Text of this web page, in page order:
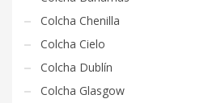
Colcha Chenilla
Colcha Cielo
Colcha Dublín
Colcha Glasgow